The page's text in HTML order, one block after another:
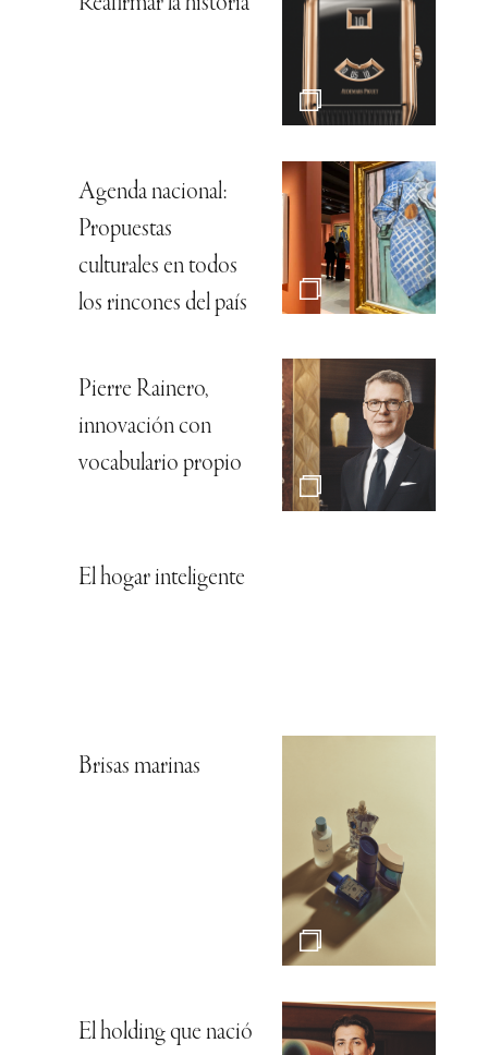
Agenda nacional:
Propuestas
culturales en todos
los rincones del país
Pierre Rainero,
innovación con
vocabulario propio
El hogar inteligente
Brisas marinas
El holding que nació